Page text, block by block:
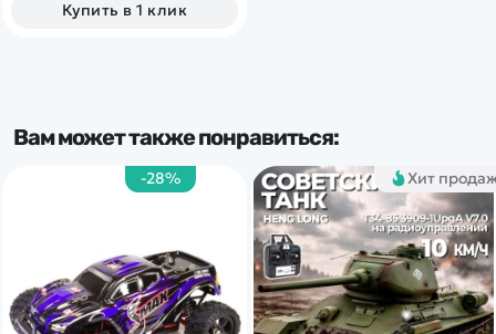
форме! Модель выполнена в
Купить в 1 клик
Вам может также понравиться:
Хит
-28%